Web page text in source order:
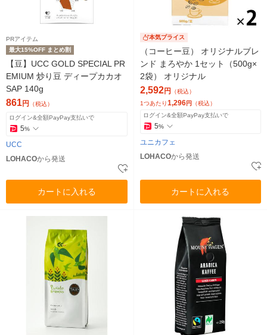
PRアイテム
最大15%OFF まとめ割
【豆】UCC GOLD SPECIAL PR
EMIUM 炒り豆 ディープカカオ
SAP 140g
861円 （税込）
ログイン&全額PayPay支払いで
5%
UCC
LOHACOから発送
カートに入れる
本気プライス
（コーヒー豆） オリジナルブレ
ンド まろやか 1セット（500g×
2袋） オリジナル
2,592円 （税込）
1つあたり1,296円 （税込）
ログイン&全額PayPay支払いで
5%
ユニカフェ
LOHACOから発送
カートに入れる